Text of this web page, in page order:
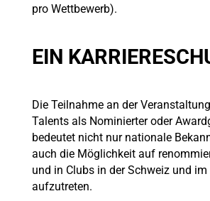
pro Wettbewerb).
EIN
Die Teilnahme an der
Talents als Nominierter oder
bedeutet nicht nur nationale
auch die Möglichkeit auf
und in Clubs in der Schweiz und
aufzutreten.